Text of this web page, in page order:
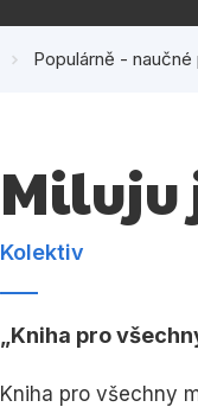
Beletrie
Kalendáře
Kuchařky
Umění a
Populárně - naučné
Miluju
Kolektiv
Kniha pro
Kniha pro všechny